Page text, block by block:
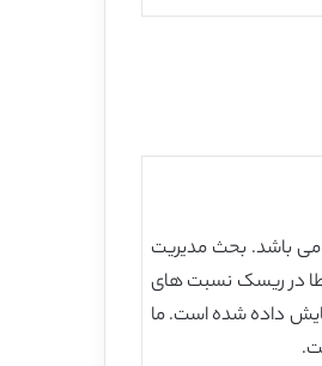
می باشد. بحث مدیریت
در ریسک نسبت های
داده شده است. ما